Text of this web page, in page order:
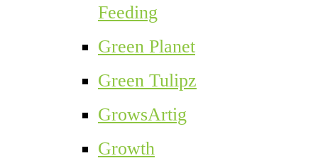
Feeding
Green Planet
Green Tulipz
GrowsArtig
Growth